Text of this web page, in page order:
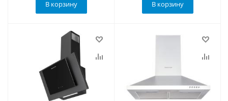
В корзину В корзину